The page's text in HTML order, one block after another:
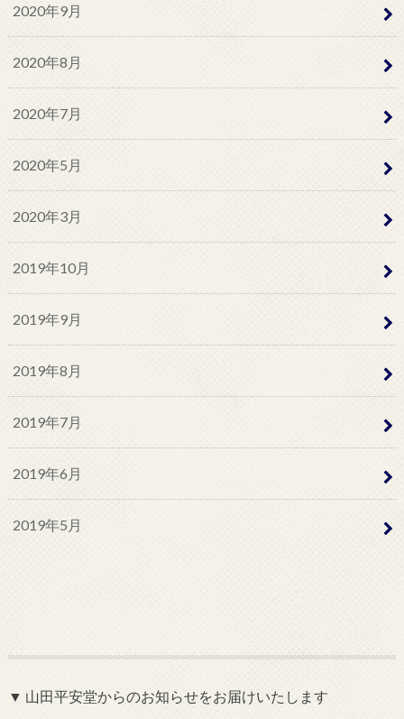
2020年9月
2020年8月
2020年7月
2020年5月
2020年3月
2019年10月
2019年9月
2019年8月
2019年7月
2019年6月
2019年5月
▼ 山田平安堂からのお知らせをお届けいたします